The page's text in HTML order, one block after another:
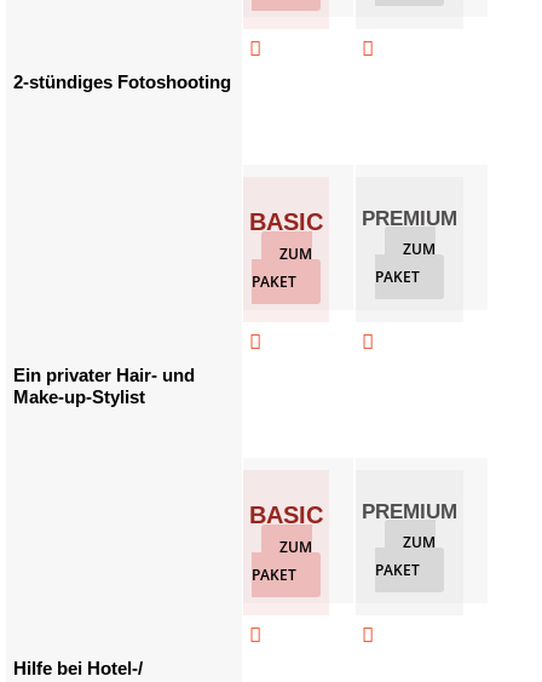
2-stündiges Fotoshooting
 
Ein privater Hair- und
Make-up-Stylist
BASIC
ZUM
PAKET

PREMIUM
ZUM
PAKET

Hilfe bei Hotel-/
BASIC
ZUM
PAKET

PREMIUM
ZUM
PAKET
